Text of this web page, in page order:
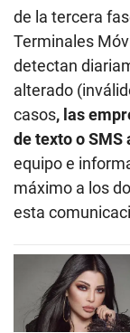
de la tercera
Terminales
detectan
alterado
casos, las
de texto o
equipo e
máximo a los
esta